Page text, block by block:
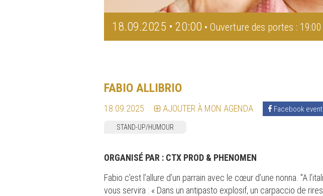
18.09.2025 • 20:00 • Ouverture des portes : 19:00
FABIO ALLIBRIO
18.09.2025 AJOUTER À MON AGENDA Facebook event
STAND-UP/HUMOUR
ORGANISÉ PAR : CTX PROD & PHENOMEN
Fabio c’est l’allure d’un parrain avec le cœur d’une nonna. "A
vous servira : « Dans un antipasto explosif, un carpaccio de